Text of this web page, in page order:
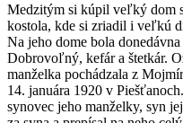
Medzitým si kúpil veľký dom
kostola, kde si zriadil i veľkú
Na jeho dome bola
Dobrovoľný, kefár a štetkár.
manželka pochádzala z
14. januára 1920 v
synovec jeho manželky, syn